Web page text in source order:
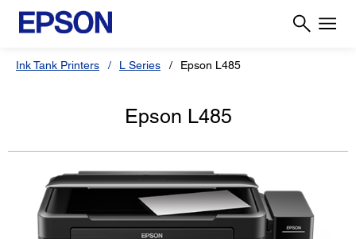
Ink Tank Printers L Series Epson L485
Epson L485